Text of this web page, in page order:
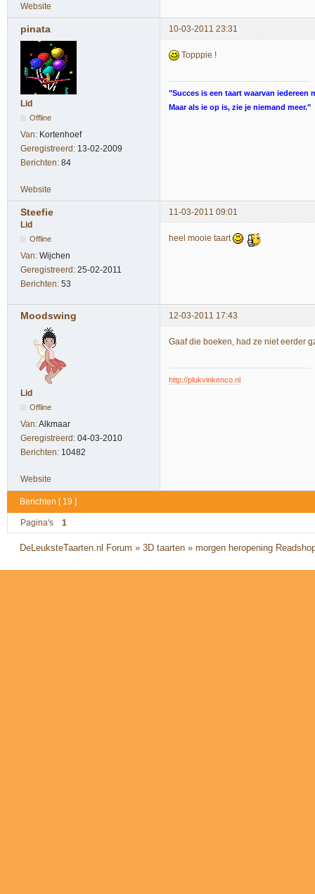
Website
pinata 10-03-2011 23:31
Lid
Offline
Van: Kortenhoef
Geregistreerd: 13-02-2009
Berichten: 84
Topppie !
"Succes is een taart waarvan iedereen
Maar als ie op is, zie je niemand meer."
Website
Steefie
11-03-2011 09:01
Lid
Offline
Van: Wijchen
Geregistreerd: 25-02-2011
Berichten: 53
heel mooie taart
Moodswing 12-03-2011 17:43
Lid
Offline
Van:Alkmaar
Geregistreerd: 04-03-2010
Berichten: 10482
Gaaf die boeken, had ze niet eerder
http://plukvinkenco.nl
Website
Berichten [ 19 ]
Pagina's 1
DeLeuksteTaarten.nl Forum »3D taarten »morgen heropening